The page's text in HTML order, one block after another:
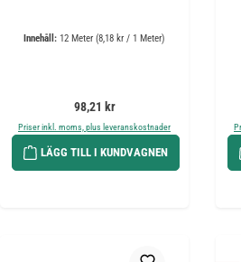
Innehåll: 12 Meter (8,18 kr / 1 Meter)
Ordinarie pris:
98,21 kr
Priser inkl. moms, plus leveranskostnader
LÄGG TILL I KUNDVAGNEN